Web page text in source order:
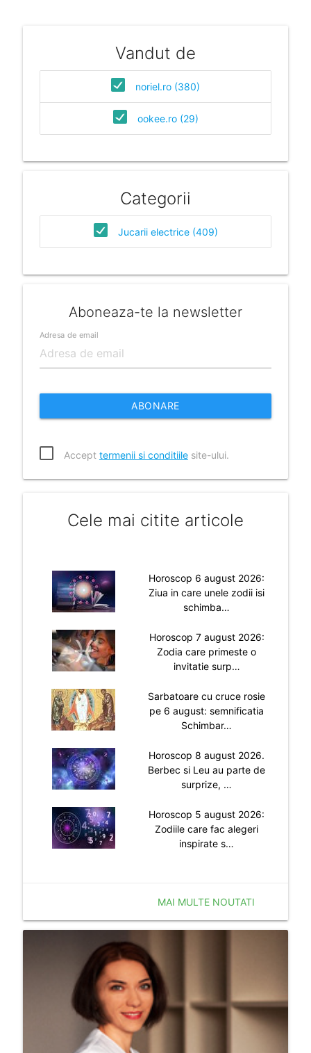
Vandut de
noriel.ro (380)
ookee.ro (29)
Categorii
Jucarii electrice (409)
Aboneaza-te la newsletter
Adresa de email
ABONARE
Accept termenii si conditiilesite-ului.
Cele mai citite articole
Horoscop 6 august 2026:
Ziua in care unele zodii isi
schimba…
Horoscop 7 august 2026:
Zodia care primeste o
invitatie surp…
Sarbatoare cu cruce rosie
pe 6 august: semnificatia
Schimbar…
Horoscop 8 august 2026.
Berbec si Leu au parte de
surprize, …
Horoscop 5 august 2026:
Zodiile care fac alegeri
inspirate s…
MAI MULTE NOUTATI